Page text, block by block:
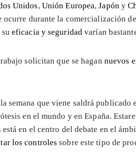
Unidos, Unión Europea,Japóny
ocurre durante la comercialización
eficacia y seguridad varían
solicitan que se hagan nuevos
semana que viene saldrá publicado
en el mundo y en España.
está en el centro del debate en el
los controles sobre este tipo de